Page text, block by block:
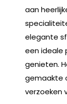
aan
elegante
een ideale
genieten.
gemaakte
verzoeken